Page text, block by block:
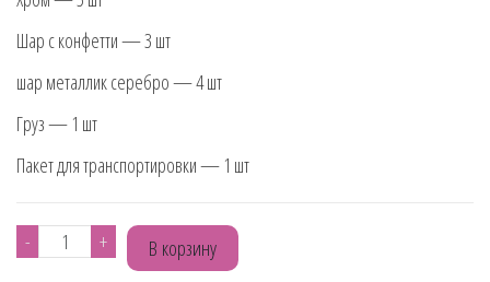
Шар с конфетти — 3 шт
шар металлик серебро — 4 шт
Груз — 1 шт
Пакет для транспортировки — 1 шт
-
Количество
+ В корзину